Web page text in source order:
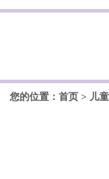
您的位置： 首页> 儿